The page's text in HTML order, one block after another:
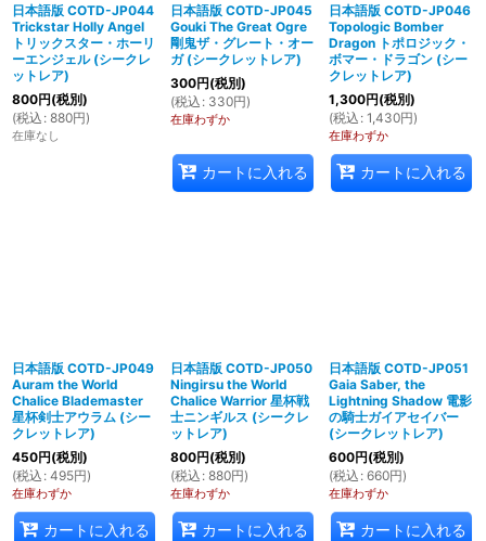
日本語版 COTD-JP044
Trickstar Holly Angel
トリックスター・ホーリ
ーエンジェル (シークレ
ットレア)
800円(税別)
(税込 : 880円)
在庫なし
日本語版 COTD-JP045
Gouki The Great Ogre
剛鬼ザ・グレート・オー
ガ (シークレットレア)
300円(税別)
(税込 : 330円)
在庫わずか
カートに入れる
日本語版 COTD-JP046
Topologic Bomber
Dragon トポロジック・
ボマー・ドラゴン (シー
クレットレア)
1,300円(税別)
(税込 : 1,430円)
在庫わずか
カートに入れる
日本語版 COTD-JP049
Auram the World
Chalice Blademaster
星杯剣士アウラム (シー
クレットレア)
450円(税別)
(税込 : 495円)
在庫わずか
カートに入れる
日本語版 COTD-JP050
Ningirsu the World
Chalice Warrior 星杯戦
士ニンギルス (シークレ
ットレア)
800円(税別)
(税込 : 880円)
在庫わずか
カートに入れる
日本語版 COTD-JP051
Gaia Saber, the
Lightning Shadow 電影
の騎士ガイアセイバー
(シークレットレア)
600円(税別)
(税込 : 660円)
在庫わずか
カートに入れる